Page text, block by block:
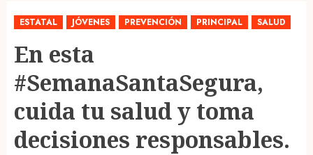
ESTATAL JÓVENES PREVENCIÓN PRINCIPAL SALUD
En esta
#SemanaSantaSegura,
cuida tu salud y toma
decisiones responsables.